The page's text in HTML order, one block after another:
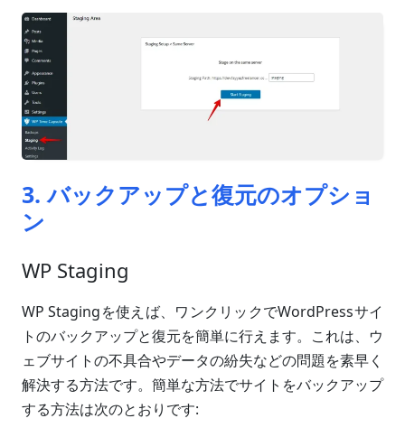
3. バックアップと復元のオプショ
ン
WP Staging
WP Stagingを使えば、ワンクリックでWordPressサイ
トのバックアップと復元を簡単に行えます。これは、ウ
ェブサイトの不具合やデータの紛失などの問題を素早く
解決する方法です。簡単な方法でサイトをバックアップ
する方法は次のとおりです: